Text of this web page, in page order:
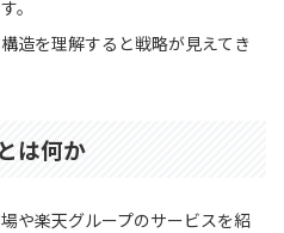
。
造を理解すると戦略が見えてき
は何か
や楽天グループのサービスを紹